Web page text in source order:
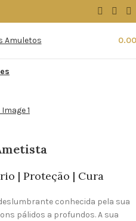
0.00
| Proteção | Cura
conhecida pela sua
pálidos a profundos. A sua